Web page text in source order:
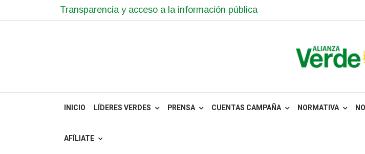
Transparencia y acceso a la información pública
INICIO LÍDERES VERDES PRENSA CUENTAS CAMPAÑA NORMATIVA
AFÍLIATE